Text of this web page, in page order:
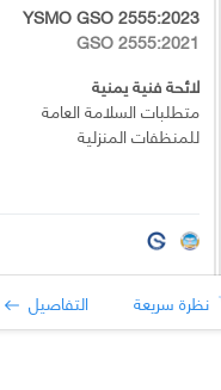
YSMO GSO 2555:2023
GSO 2555:2021
لائحة فنية يمنية
متطلبات السلامة العامة
للمنظفات المنزلية
نظرة سريعة التفاصيل